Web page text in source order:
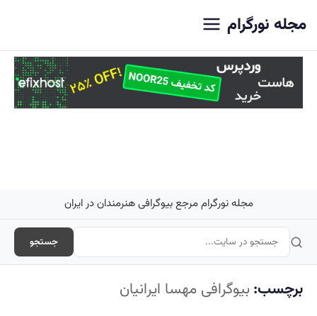
مجله نورگرام
مجله نورگرام مرجع بیوگرافی هنرمندان در ایران
جستجو
برچسب: بیوگرافی مهسا ایرانیان